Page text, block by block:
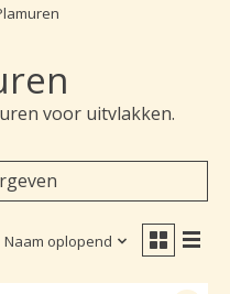
voor uitvlakken.
Naam oplopend